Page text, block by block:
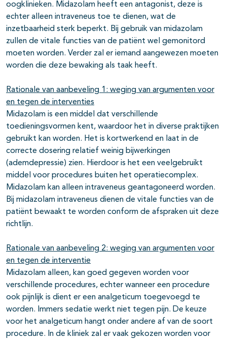
oogklinieken. Midazolam heeft een antagonist, deze is
echter alleen intraveneus toe te dienen, wat de
inzetbaarheid sterk beperkt. Bij gebruik van midazolam
zullen de vitale functies van de patiënt wel gemonitord
moeten worden. Verder zal er iemand aangewezen moeten
worden die deze bewaking als taak heeft.
Rationale van aanbeveling 1 : weging van argumenten voor
en tegen de interventies
Midazolam is een middel dat verschillende
toedieningsvormen kent, waardoor het in diverse praktijken
gebruikt kan worden. Het is kortwerkend en laat in de
correcte dosering relatief weinig bijwerkingen
(ademdepressie) zien. Hierdoor is het een veelgebruikt
middel voor procedures buiten het operatiecomplex.
Midazolam kan alleen intraveneus geantagoneerd worden.
Bij midazolam intraveneus dienen de vitale functies van de
patiënt bewaakt te worden conform de afspraken uit deze
richtlijn.
Rationale van aanbeveling 2: weging van argumenten voor
en tegen de interventie
Midazolam alleen, kan goed gegeven worden voor
verschillende procedures, echter wanneer een procedure
ook pijnlijk is dient er een analgeticum toegevoegd te
worden. Immers sedatie werkt niet tegen pijn. De keuze
voor het analgeticum hangt onder andere af van de soort
procedure. In de kliniek zal er vaak gekozen worden voor